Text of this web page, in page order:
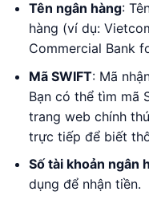
Tên ngân hàng:
hàng (ví dụ:
Commercial Bank
Mã SWIFT: Mã
Bạn có thể tìm mã
trang web chính
trực tiếp để biết
Số tài khoản ngân
dụng để nhận tiền.